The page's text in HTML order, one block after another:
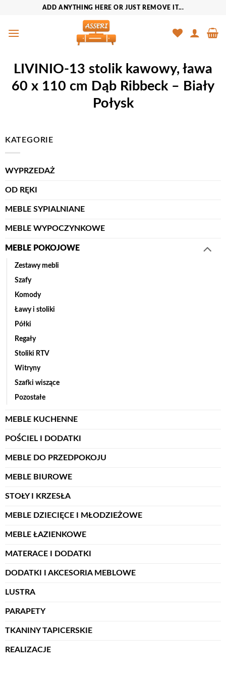
zawartości
ADD ANYTHING HERE OR JUST REMOVE IT...
LIVINIO-13 stolik kawowy, ława
60 x 110 cm Dąb Ribbeck – Biały
Połysk
KATEGORIE
WYPRZEDAŻ
OD RĘKI
MEBLE SYPIALNIANE
MEBLE WYPOCZYNKOWE
MEBLE POKOJOWE
Zestawy mebli
Szafy
Komody
Ławy i stoliki
Półki
Regały
Stoliki RTV
Witryny
Szafki wiszące
Pozostałe
MEBLE KUCHENNE
POŚCIEL I DODATKI
MEBLE DO PRZEDPOKOJU
MEBLE BIUROWE
STOŁY I KRZESŁA
MEBLE DZIECIĘCE I MŁODZIEŻOWE
MEBLE ŁAZIENKOWE
MATERACE I DODATKI
DODATKI I AKCESORIA MEBLOWE
LUSTRA
PARAPETY
TKANINY TAPICERSKIE
REALIZACJE